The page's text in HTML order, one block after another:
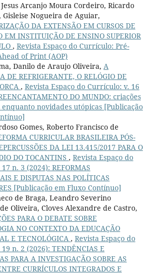
Arcanjo Moura Cordeiro, Ricardo
Gisleise Nogueira de Aguiar,
DA EXTENSÃO EM CURSOS DE
EM INSTITUIÇÃO DE ENSINO SUPERIOR
, Revista Espaço do Currículo: Pré-
of Print (AOP)
Danilo de Araujo Oliveira, A
DE REFRIGERANTE, O RELÓGIO DE
, Revista Espaço do Currículo: v. 16
DO MUNDO: criações
novidades utópicas [Publicação
Gomes, Roberto Francisco de
CURRICULAR BRASILEIRA PÓS-
DA LEI 13.415/2017 PARA O
DO TOCANTINS , Revista Espaço do
n. 3 (2024): REFORMAS
E DISPUTAS NAS POLÍTICAS
[Publicação em Fluxo Contínuo]
de Braga, Leandro Severino
Oliveira, Cloves Alexandre de Castro,
PARA O DEBATE SOBRE
NO CONTEXTO DA EDUCAÇÃO
E TECNOLÓGICA , Revista Espaço do
n. 2 (2026): TENDÊNCIAS E
PARA A INVESTIGAÇÃO SOBRE AS
CURRÍCULOS INTEGRADOS E